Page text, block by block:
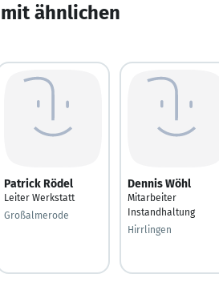
ähnlichen
Patrick Rödel
Leiter Werkstatt
Großalmerode
Dennis Wöhl
Mitarbeiter
Instandhaltung
Hirrlingen